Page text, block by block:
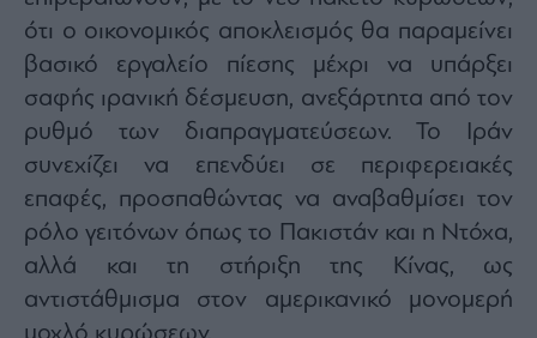
ότι ο οικονομικός αποκλεισμός θα παραμείνει
βασικό εργαλείο πίεσης μέχρι να υπάρξει
σαφής ιρανική δέσμευση, ανεξάρτητα από τον
ρυθμό των διαπραγματεύσεων. Το Ιράν
συνεχίζει να επενδύει σε περιφερειακές
επαφές, προσπαθώντας να αναβαθμίσει τον
ρόλο γειτόνων όπως το Πακιστάν και η Ντόχα,
αλλά και τη στήριξη της Κίνας, ως
αντιστάθμισμα στον αμερικανικό μονομερή